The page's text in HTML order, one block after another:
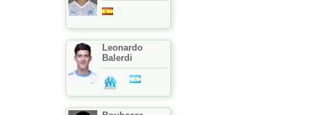
Leonardo
Balerdi